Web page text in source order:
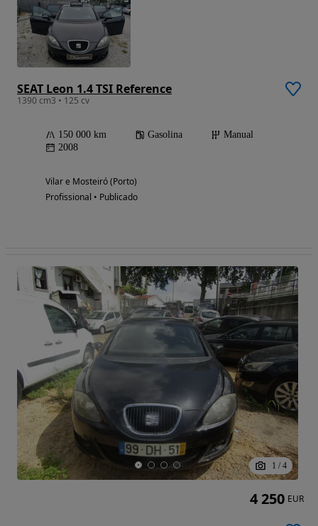
SEAT Leon 1.4 TSI Reference
1390 cm3 • 125 cv
150 000 km Gasolina
Manual
2008
Vilar e Mosteiró (Porto)
Profissional • Publicado
1 / 4
4 250 EUR